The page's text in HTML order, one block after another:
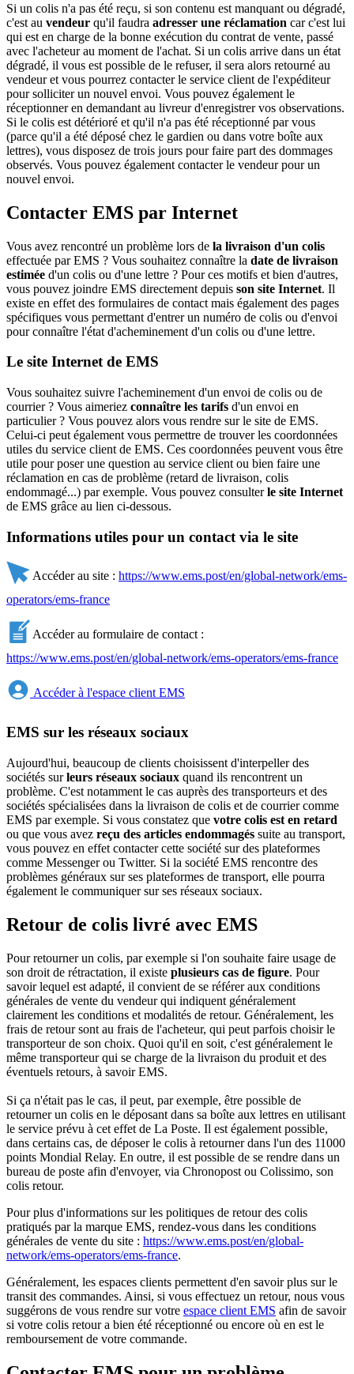
Si un colis n'a pas été reçu, si son contenu est manquant ou dégradé,
c'est au vendeur qu'il faudra adresser une réclamation car c'est lui
qui est en charge de la bonne exécution du contrat de vente, passé
avec l'acheteur au moment de l'achat. Si un colis arrive dans un état
dégradé, il vous est possible de le refuser, il sera alors retourné au
vendeur et vous pourrez contacter le service client de l'expéditeur
pour solliciter un nouvel envoi. Vous pouvez également le
réceptionner en demandant au livreur d'enregistrer vos observations.
Si le colis est détérioré et qu'il n'a pas été réceptionné par vous
(parce qu'il a été déposé chez le gardien ou dans votre boîte aux
lettres), vous disposez de trois jours pour faire part des dommages
observés. Vous pouvez également contacter le vendeur pour un
nouvel envoi.
Contacter EMS par Internet
Vous avez rencontré un problème lors de la livraison d'un colis
effectuée par EMS ? Vous souhaitez connaître la date de livraison
estimée d'un colis ou d'une lettre ? Pour ces motifs et bien d'autres,
vous pouvez joindre EMS directement depuis son site Internet. Il
existe en effet des formulaires de contact mais également des pages
spécifiques vous permettant d'entrer un numéro de colis ou d'envoi
pour connaître l'état d'acheminement d'un colis ou d'une lettre.
Le site Internet de EMS
Vous souhaitez suivre l'acheminement d'un envoi de colis ou de
courrier ? Vous aimeriez connaître les tarifs d'un envoi en
particulier ? Vous pouvez alors vous rendre sur le site de EMS.
Celui-ci peut également vous permettre de trouver les coordonnées
utiles du service client de EMS. Ces coordonnées peuvent vous être
utile pour poser une question au service client ou bien faire une
réclamation en cas de problème (retard de livraison, colis
endommagé...) par exemple. Vous pouvez consulterle site Internet
de EMS grâce au lien ci-dessous.
Informations utiles pour un contact via le site
Accéder au site : https://www.ems.post/en/global-network/ems-
operators/ems-france
Accéder au formulaire de contact :
https://www.ems.post/en/global-network/ems-operators/ems-france
Accéder à l'espace client EMS
EMS sur les réseaux sociaux
Aujourd'hui, beaucoup de clients choisissent d'interpeller des
sociétés surleurs réseaux sociaux quand ils rencontrent un
problème. C'est notamment le cas auprès des transporteurs et des
sociétés spécialisées dans la livraison de colis et de courrier comme
EMS par exemple. Si vous constatez que votre colis est en retard
ou que vous avez reçu des articles endommagés suite au transport,
vous pouvez en effet contacter cette société sur des plateformes
comme Messenger ou Twitter. Si la société EMS rencontre des
problèmes généraux sur ses plateformes de transport, elle pourra
également le communiquer sur ses réseaux sociaux.
Retour de colis livré avec EMS
Pour retourner un colis, par exemple si l'on souhaite faire usage de
son droit de rétractation, il existe plusieurs cas de figure. Pour
savoir lequel est adapté, il convient de se référer aux conditions
générales de vente du vendeur qui indiquent généralement
clairement les conditions et modalités de retour. Généralement, les
frais de retour sont au frais de l'acheteur, qui peut parfois choisir le
transporteur de son choix. Quoi qu'il en soit, c'est généralement le
même transporteur qui se charge de la livraison du produit et des
éventuels retours, à savoir EMS.
Si ça n'était pas le cas, il peut, par exemple, être possible de
retourner un colis en le déposant dans sa boîte aux lettres en utilisant
le service prévu à cet effet de La Poste. Il est également possible,
dans certains cas, de déposer le colis à retourner dans l'un des 11000
points Mondial Relay. En outre, il est possible de se rendre dans un
bureau de poste afin d'envoyer, via Chronopost ou Colissimo, son
colis retour.
Pour plus d'informations sur les politiques de retour des colis
pratiqués par la marque EMS, rendez-vous dans les conditions
générales de vente du site : https://www.ems.post/en/global-
network/ems-operators/ems-france.
Généralement, les espaces clients permettent d'en savoir plus sur le
transit des commandes. Ainsi, si vous effectuez un retour, nous vous
suggérons de vous rendre sur votre espace client EMS afin de savoir
si votre colis retour a bien été réceptionné ou encore où en est le
remboursement de votre commande.